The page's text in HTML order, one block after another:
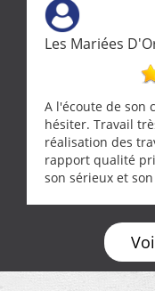
Les Mariées
A l'écoute de son
hésiter. Travail
réalisation des
rapport qualité
son sérieux et